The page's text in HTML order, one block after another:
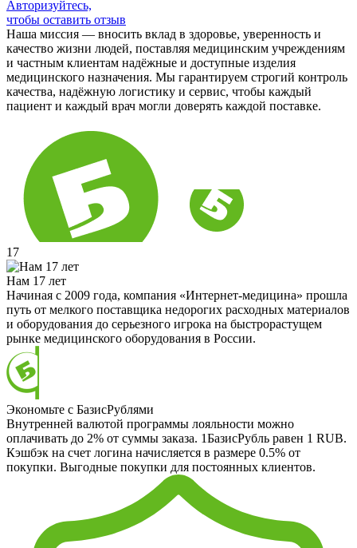
Авторизуйтесь,
чтобы оставить отзыв
Наша миссия — вносить вклад в здоровье, уверенность и
качество жизни людей, поставляя медицинским учреждениям
и частным клиентам надёжные и доступные изделия
медицинского назначения. Мы гарантируем строгий контроль
качества, надёжную логистику и сервис, чтобы каждый
пациент и каждый врач могли доверять каждой поставке.
17
Нам 17 лет
Начиная с 2009 года, компания «Интернет-медицина» прошла
путь от мелкого поставщика недорогих расходных материалов
и оборудования до серьезного игрока на быстрорастущем
рынке медицинского оборудования в России.
Экономьте с БазисРублями
Внутренней валютой программы лояльности можно
оплачивать до 2% от суммы заказа. 1БазисРубль равен 1 RUB.
Кэшбэк на счет логина начисляется в размере 0.5% от
покупки. Выгодные покупки для постоянных клиентов.